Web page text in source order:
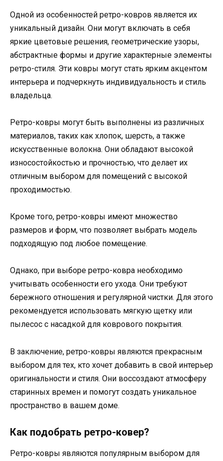
Одной из особенностей ретро-ковров является их
уникальный дизайн. Они могут включать в себя
яркие цветовые решения, геометрические узоры,
абстрактные формы и другие характерные элементы
ретро-стиля. Эти ковры могут стать ярким акцентом
интерьера и подчеркнуть индивидуальность и стиль
владельца.
Ретро-ковры могут быть выполнены из различных
материалов, таких как хлопок, шерсть, а также
искусственные волокна. Они обладают высокой
износостойкостью и прочностью, что делает их
отличным выбором для помещений с высокой
проходимостью.
Кроме того, ретро-ковры имеют множество
размеров и форм, что позволяет выбрать модель
подходящую под любое помещение.
Однако, при выборе ретро-ковра необходимо
учитывать особенности его ухода. Они требуют
бережного отношения и регулярной чистки. Для этого
рекомендуется использовать мягкую щетку или
пылесос с насадкой для коврового покрытия.
В заключение, ретро-ковры являются прекрасным
выбором для тех, кто хочет добавить в свой интерьер
оригинальности и стиля. Они воссоздают атмосферу
старинных времен и помогут создать уникальное
пространство в вашем доме.
Как подобрать ретро-ковер?
Ретро-ковры являются популярным выбором для